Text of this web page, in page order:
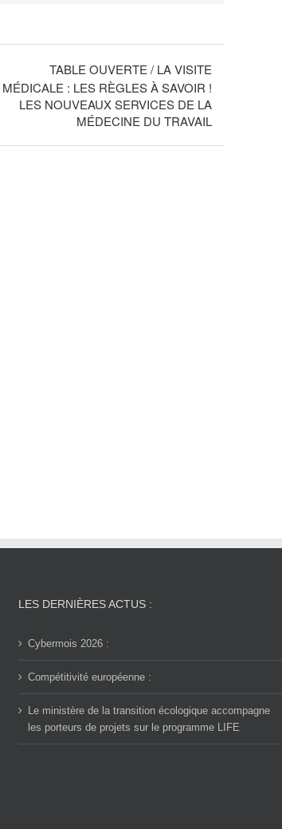
TABLE OUVERTE / LA VISITE
MÉDICALE : LES RÈGLES À SAVOIR !
LES NOUVEAUX SERVICES DE LA
MÉDECINE DU TRAVAIL
LES DERNIÈRES ACTUS :
Cybermois 2026 :
Compétitivité européenne :
Le ministère de la transition écologique accompagne
les porteurs de projets sur le programme LIFE